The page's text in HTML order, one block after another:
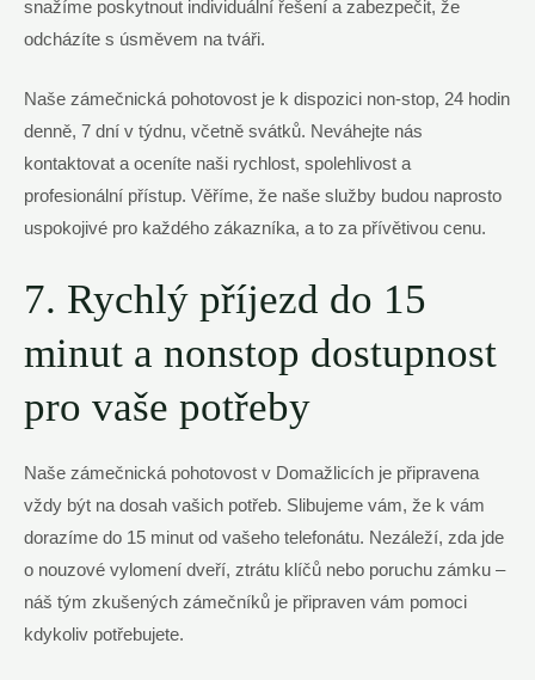
snažíme poskytnout individuální řešení a zabezpečit, že
odcházíte s úsměvem na tváři.
Naše zámečnická pohotovost je k dispozici non-stop, 24 hodin
denně, 7 dní v týdnu, včetně svátků. Neváhejte nás
kontaktovat a oceníte naši rychlost, spolehlivost a
profesionální přístup. Věříme, že naše služby budou naprosto
uspokojivé pro každého zákazníka, a to za přívětivou cenu.
7. Rychlý příjezd do 15
minut a nonstop dostupnost
pro vaše potřeby
Naše zámečnická pohotovost v Domažlicích je připravena
vždy být na dosah vašich potřeb. Slibujeme vám, že k vám
dorazíme do 15 minut od vašeho telefonátu. Nezáleží, zda jde
o nouzové vylomení dveří, ztrátu klíčů nebo poruchu zámku –
náš tým zkušených zámečníků je připraven vám pomoci
kdykoliv potřebujete.